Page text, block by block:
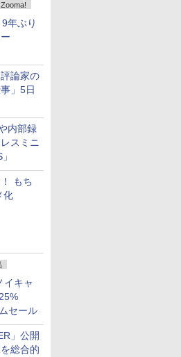
年ぶり
論家の
」5日
内部録
スミニ
もち
化
イキャ
セール
」公開
総合的